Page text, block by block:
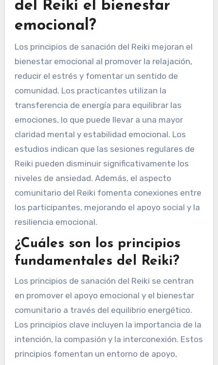
del Reiki el bienestar
emocional?
Los principios de sanación del Reiki mejoran el
bienestar emocional al promover la relajación,
reducir el estrés y fomentar un sentido de
comunidad. Los practicantes utilizan la
transferencia de energía para equilibrar las
emociones, lo que puede llevar a una mayor
claridad mental y estabilidad emocional. Los
estudios indican que las sesiones regulares de
Reiki pueden disminuir significativamente los
niveles de ansiedad. Además, el aspecto
comunitario del Reiki fomenta conexiones entre
los participantes, mejorando el apoyo social y la
resiliencia emocional.
¿Cuáles son los principios
fundamentales del Reiki?
Los principios de sanación del Reiki se centran
en promover el apoyo emocional y el bienestar
comunitario a través del equilibrio energético.
Los principios clave incluyen la importancia de la
intención, la compasión y la interconexión. Estos
principios fomentan un entorno de apoyo,